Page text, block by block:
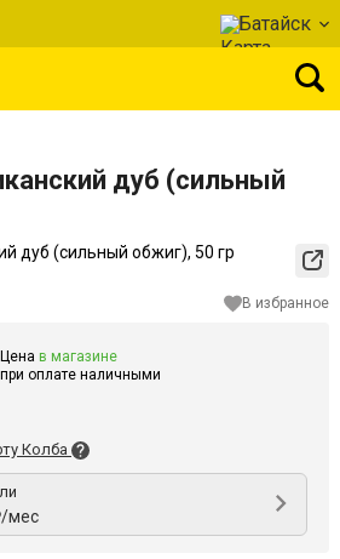
Батайск
дуб (сильный
В избранное
Цена в магазине
при оплате наличными
Колба
мес